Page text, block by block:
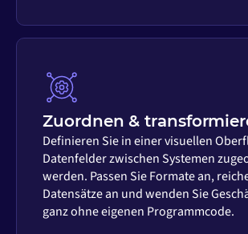
Zuordnen &
Definieren Sie in einer visuellen
Datenfelder zwischen Systemen
werden. Passen Sie Formate an,
Datensätze an und wenden Sie
ganz ohne eigenen Programmcode.